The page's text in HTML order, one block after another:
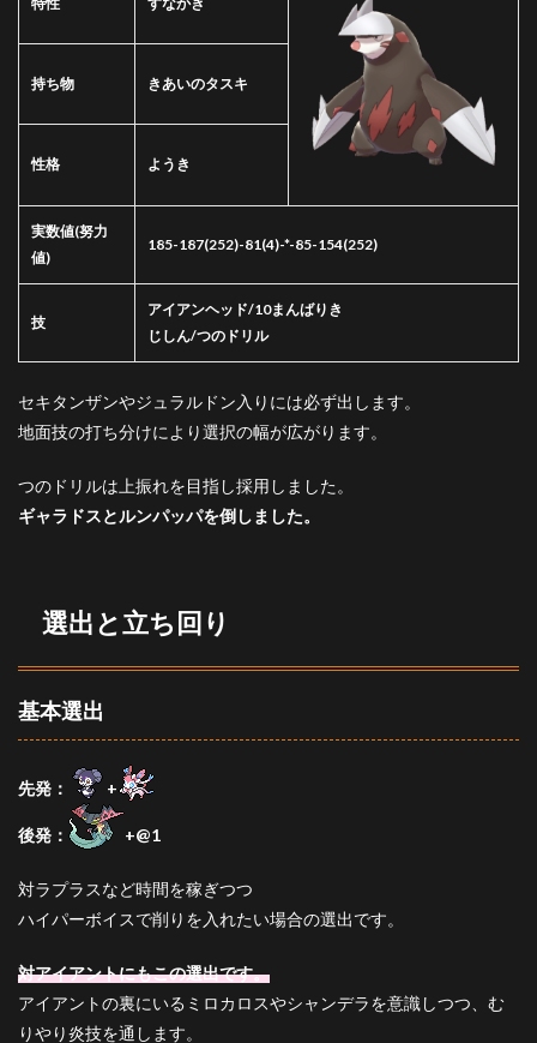
持ち物 きあいのタスキ
性格 ようき
実数値(努力
値)
185-187(252)-81(4)-*-85-154(252)
技
アイアンヘッド/10まんばりき
じしん/つのドリル
セキタンザンやジュラルドン入りには必ず出します。
地面技の打ち分けにより選択の幅が広がります。
つのドリルは上振れを目指し採用しました。
ギャラドスとルンパッパを倒しました。
選出と立ち回り
基本選出
先発： +
後発： +@1
対ラプラスなど時間を稼ぎつつ
ハイパーボイスで削りを入れたい場合の選出です。
対アイアントにもこの選出です。
アイアントの裏にいるミロカロスやシャンデラを意識しつつ、む
りやり炎技を通します。